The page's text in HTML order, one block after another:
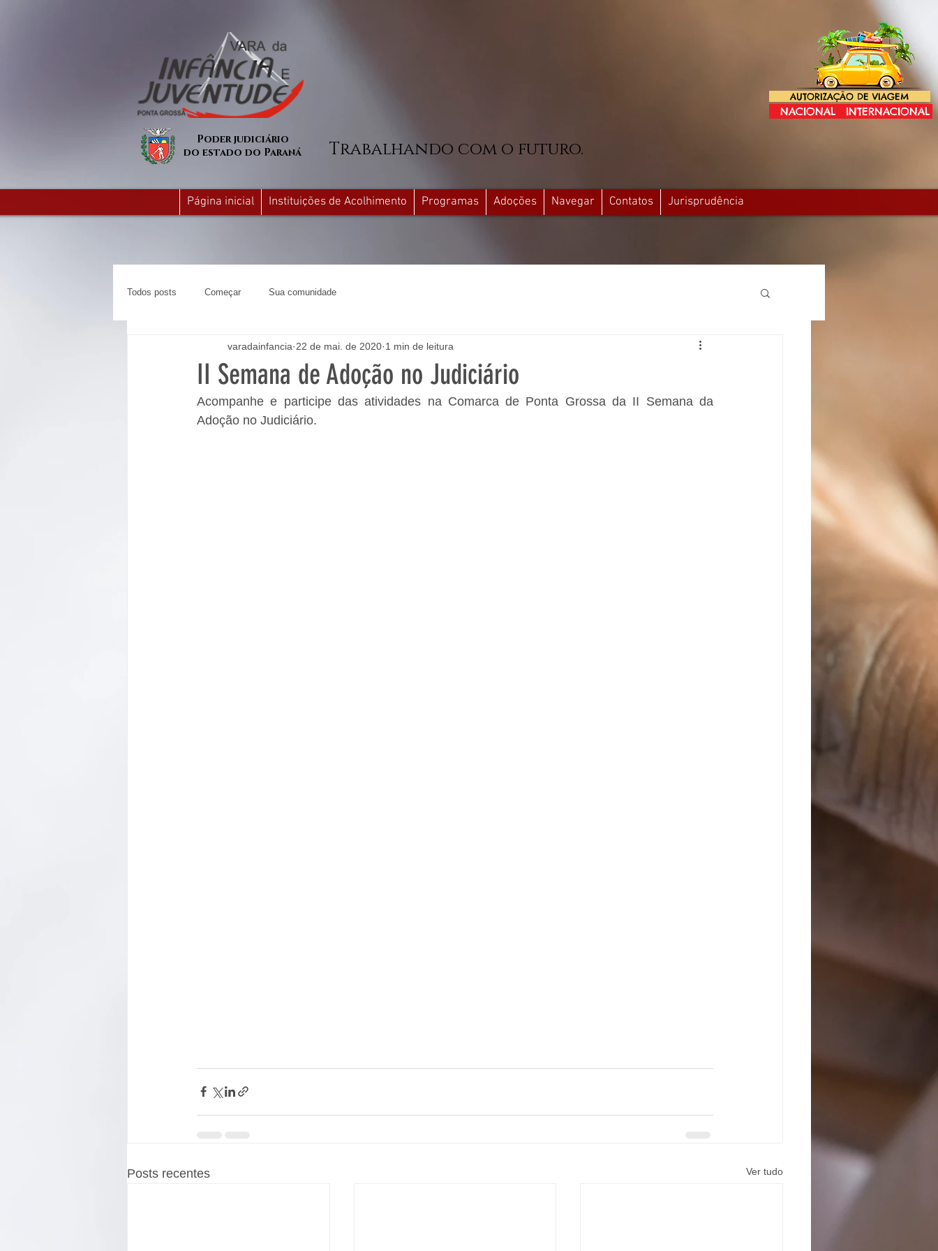
AUTORIZAÇÃO DE VIAGEM
NACIONAL INTERNACIONAL
Poder judiciário
do estado do Paraná
Trabalhando com o futuro.
Página inicial Instituições de Acolhimento Programas Adoções Navegar Contatos Jurisprudência
Todos posts Começar Sua comunidade
II Semana de Adoção no Judiciário
varadainfancia 22 de mai. de 2020 1 min de leitura
Acompanhe e participe das atividades na Comarca de Ponta Grossa da II Semana da
Adoção no Judiciário.
Posts recentes Ver tudo